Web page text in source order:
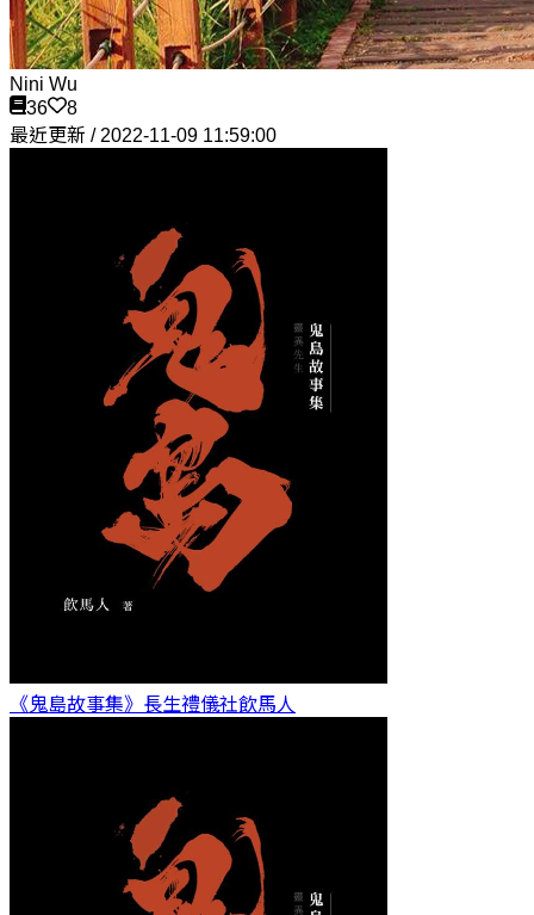
Nini Wu
36
8
最近更新 / 2022-11-09 11:59:00
《鬼島故事集》長生禮儀社飲馬人